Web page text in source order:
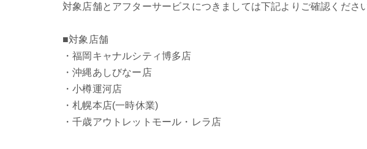
対象店舗とアフターサービスにつきましては下記よりご確認ください
■対象店舗
・福岡キャナルシティ博多店
・沖縄あしびなー店
・小樽運河店
・札幌本店(一時休業)
・千歳アウトレットモール・レラ店